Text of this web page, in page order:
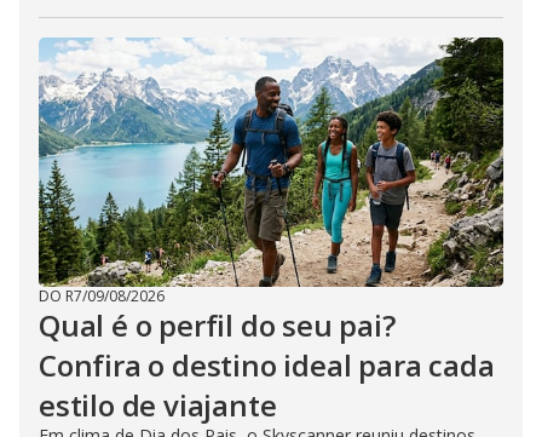
DO R7/09/08/2026
Qual é o perfil do seu pai?
Confira o destino ideal para cada
estilo de viajante